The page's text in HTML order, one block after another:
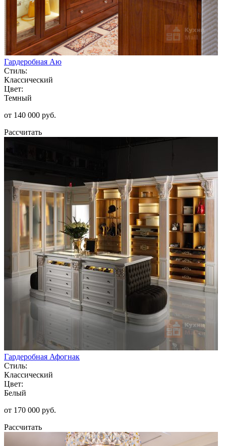
Гардеробная Аю
Стиль:
Классический
Цвет:
Темный
от 140 000 руб.
Рассчитать
Гардеробная Афогнак
Стиль:
Классический
Цвет:
Белый
от 170 000 руб.
Рассчитать